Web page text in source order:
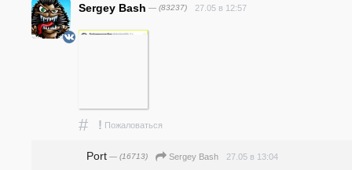
Sergey Bash — (83237) 27.05 в 12:57
# ! Пожаловаться
Port — (16713) Sergey Bash 27.05 в 13:04